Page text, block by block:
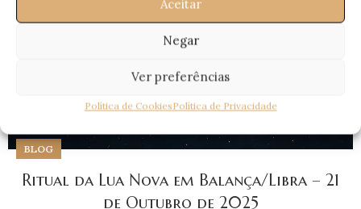
Aceitar
Negar
Ver preferências
Política de CookiesPolítica de Privacidade
BLOG
Ritual da Lua Nova em Balança/Libra – 21
de Outubro de 2025